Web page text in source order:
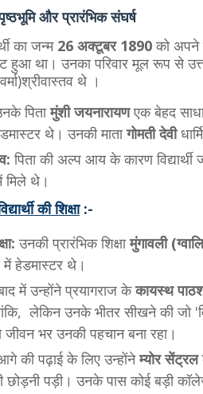
और प्रारंभिक संघर्ष
का जन्म 26 अक्टूबर 1890को अपने
हुआ था। उनका परिवार मूल रूप से
थे ।
पितामुंशी जयनारायणएक बेहद
थे। उनकी मातागोमती देवी
पिता की अल्प आय के कारण
मिले थे।
की शिक्षा​:-
उनकी प्रारंभिक शिक्षामुंगावली
हेडमास्टर थे।
में उन्होंने प्रयागराज केकायस्थ
लेकिन उनके भीतर सीखने की जो
जीवन भर उनकी पहचान बना रहा।
की पढ़ाई के लिए उन्होंनेम्योर सेंट्रल
छोड़नी पड़ी। उनके पास कोई बड़ी